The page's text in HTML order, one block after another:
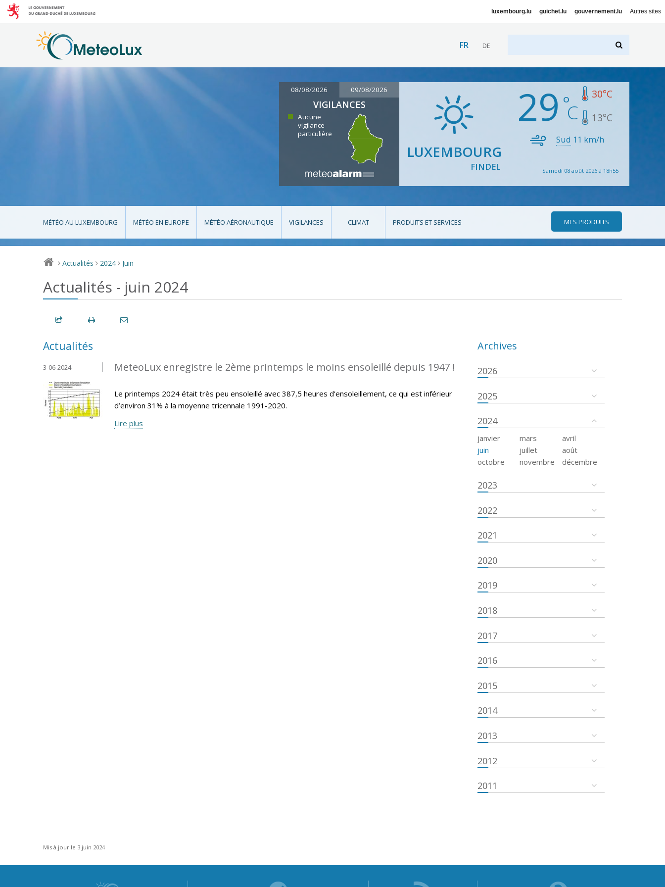
luxembourg.lu guichet.lu gouvernement.lu Autres sites
FR DE
08/08/2026 09/08/2026
VIGILANCES
Aucune
vigilance
particulière
LUXEMBOURG
FINDEL
29 30°C
13°C
Sud 11 km/h
Samedi 08 août 2026 à 18h55
MÉTÉO AU LUXEMBOURG MÉTÉO EN EUROPE MÉTÉO AÉRONAUTIQUE VIGILANCES CLIMAT PRODUITS ET SERVICES MES PRODUITS
> Actualités > 2024 > Juin
Actualités - juin 2024
Actualités
MeteoLux enregistre le 2ème printemps le moins ensoleillé depuis 1947 !
3-06-2024
Le printemps 2024 était très peu ensoleillé avec 387,5 heures d’ensoleillement, ce qui est inférieur
d’environ 31% à la moyenne tricennale 1991-2020.
Lire plus
Archives
2026
2025
2024
janvier mars
avril
juin
juillet
août
octobre
novembre décembre
2023
2022
2021
2020
2019
2018
2017
2016
2015
2014
2013
2012
2011
Mis à jour le 3 juin 2024